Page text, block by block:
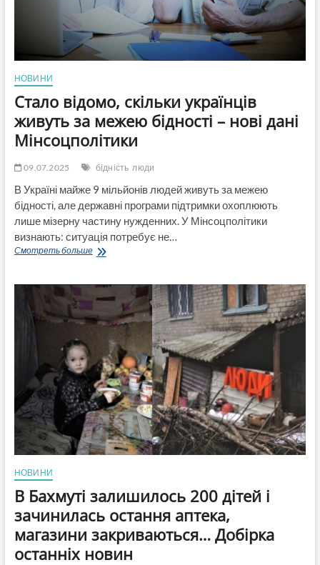
НОВИНИ
Стало відомо, скільки українців
живуть за межею бідності – нові дані
Мінсоцполітики
09.07.2025 бідність люди
В Україні майже 9 мільйонів людей живуть за межею
бідності, але державні програми підтримки охоплюють
лише мізерну частину нужденних. У Мінсоцполітики
визнають: ситуація потребує не…
Смотреть большеСтало
українців
живуть
за
межею
бідності
нові
дані
Мінсоцполітики
НОВИНИ
В Бахмуті залишилось 200 дітей і
зачинилась остання аптека,
магазини закриваються… Добірка
останніх новин